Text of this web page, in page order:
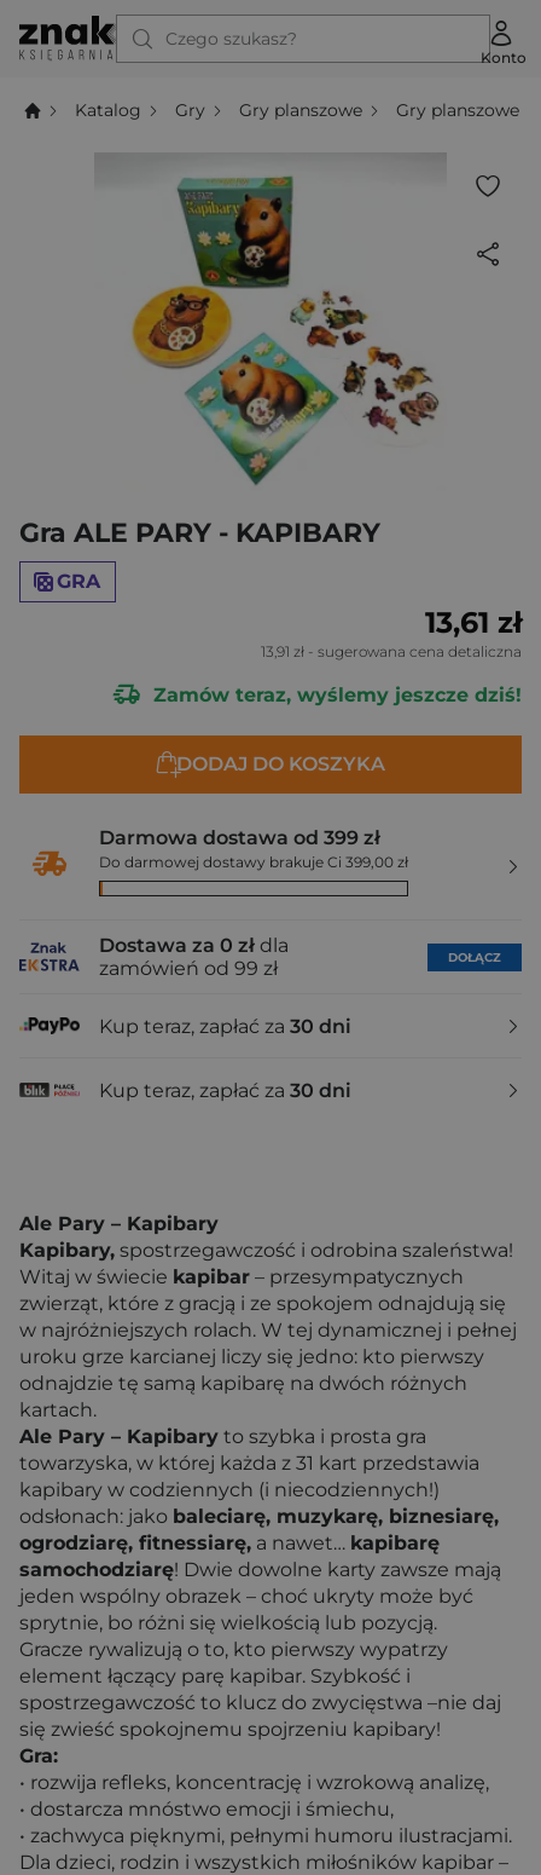
Czego szukasz?
Konto
Katalog Gry Gry planszowe Gry planszowe
Gra ALE PARY - KAPIBARY
GRA
13,61 zł
13,91 zł - sugerowana cena detaliczna
Zamów teraz, wyślemy jeszcze dziś!
DODAJ DO KOSZYKA
Darmowa dostawa od 399 zł
Do darmowej dostawy brakuje Ci 399,00 zł
Dostawa za 0 zł dla
zamówień od 99 zł
DOŁĄCZ
Kup teraz, zapłać za 30 dni
Kup teraz, zapłać za 30 dni
Ale Pary – Kapibary
Kapibary, spostrzegawczość i odrobina szaleństwa!
Witaj w świecie kapibar – przesympatycznych
zwierząt, które z gracją i ze spokojem odnajdują się
w najróżniejszych rolach. W tej dynamicznej i pełnej
uroku grze karcianej liczy się jedno: kto pierwszy
odnajdzie tę samą kapibarę na dwóch różnych
kartach.
Ale Pary – Kapibary to szybka i prosta gra
towarzyska, w której każda z 31 kart przedstawia
kapibary w codziennych (i niecodziennych!)
odsłonach: jako baleciarę, muzykarę, biznesiarę,
ogrodziarę, fitnessiarę, a nawet… kapibarę
samochodziarę! Dwie dowolne karty zawsze mają
jeden wspólny obrazek – choć ukryty może być
sprytnie, bo różni się wielkością lub pozycją.
Gracze rywalizują o to, kto pierwszy wypatrzy
element łączący parę kapibar. Szybkość i
spostrzegawczość to klucz do zwycięstwa –nie daj
się zwieść spokojnemu spojrzeniu kapibary!
Gra:
• rozwija refleks, koncentrację i wzrokową analizę,
• dostarcza mnóstwo emocji i śmiechu,
• zachwyca pięknymi, pełnymi humoru ilustracjami.
Dla dzieci, rodzin i wszystkich miłośników kapibar –